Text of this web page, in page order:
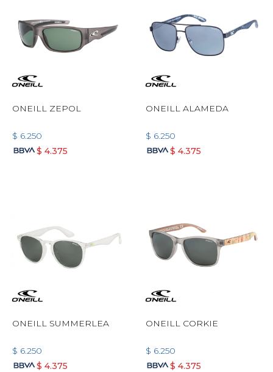
ONEILL ZEPOL
$ 6.250
$ 4.375
ONEILL ALAMEDA
$ 6.250
$ 4.375
ONEILL SUMMERLEA
$ 6.250
$ 4.375
ONEILL CORKIE
$ 6.250
$ 4.375